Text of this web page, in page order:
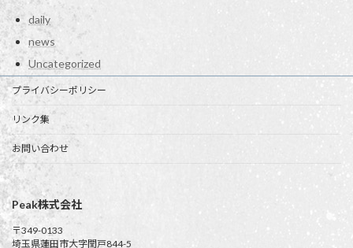
daily
news
Uncategorized
プライバシーポリシー
リンク集
お問い合わせ
Peak株式会社
〒349-0133
埼玉県蓮田市大字閏戸844-5